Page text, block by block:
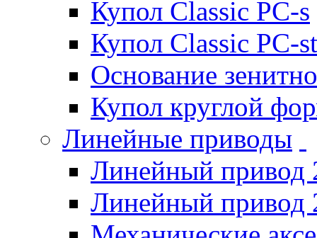
Купол Classic PC-s
Купол Classic PC-st
Основание
Купол круглой
Линейные приводы
Линейный привод
Линейный привод